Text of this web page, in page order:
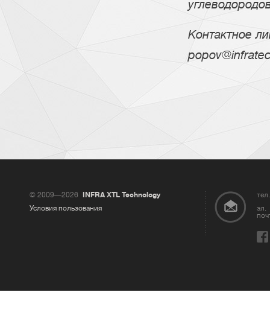
Контактное
© 2009—2026
INFRA XTL Technology
Условия пользования
эл.